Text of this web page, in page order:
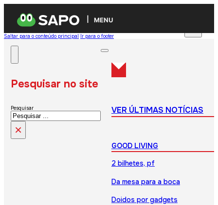
MENU
Saltar para o conteúdo principal Ir para o footer
Pesquisar no site
Pesquisar
×
VER ÚLTIMAS NOTÍCIAS
GOOD LIVING
2 bilhetes, pf
Da mesa para a boca
Doidos por gadgets